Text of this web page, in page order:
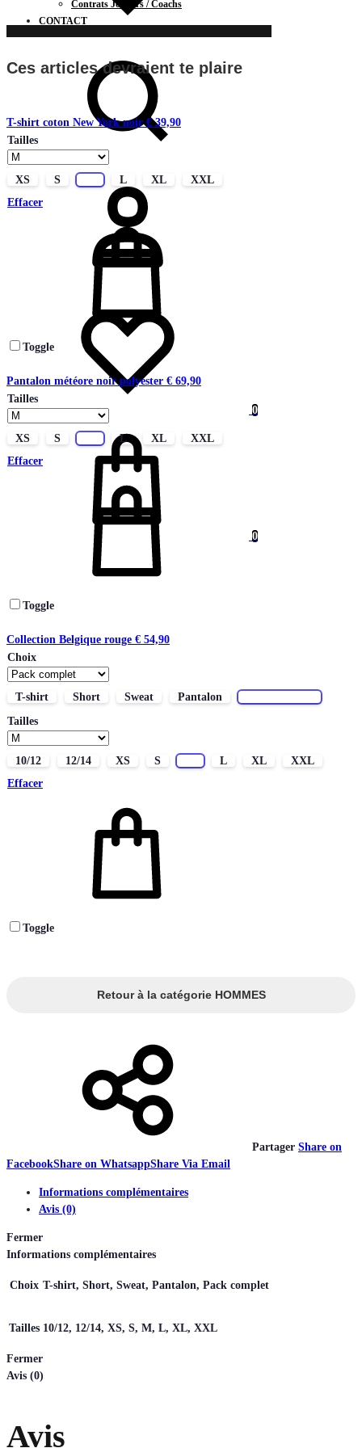
Contrats Joueurs / Coachs
CONTACT
0
0
Ces articles devraient te plaire
T-shirt coton New York noir€39,90
Tailles
XS S L XL
XXL
Effacer
Toggle
Pantalon météore noir polyester € 69,90
Tailles
XS S L XL
XXL
Effacer
Toggle
Collection Belgique rouge € 54,90
Choix
T-shirt Short Sweat Pantalon
Tailles
10/12 12/14 XS S L XL
XXL
Effacer
Toggle
Retour à la catégorie HOMMES
Partager Share on
FacebookShare on WhatsappShare Via Email
Informations complémentaires
Avis (0)
Fermer
Informations complémentaires
Choix T-shirt, Short, Sweat, Pantalon, Pack complet
Tailles 10/12, 12/14, XS, S, M, L, XL, XXL
Fermer
Avis (0)
Avis